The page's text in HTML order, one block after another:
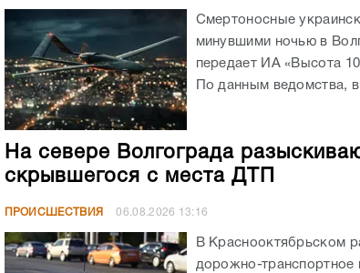
Смертоносные
минувшими ночью в
передает ИА «Высота
По данным ведомства,
На севере Волгограда
скрывшегося с места ДТП
ПРОИСШЕСТВИЯ 06.08.2026 13:16
В Краснооктябрьском
дорожно-транспортное